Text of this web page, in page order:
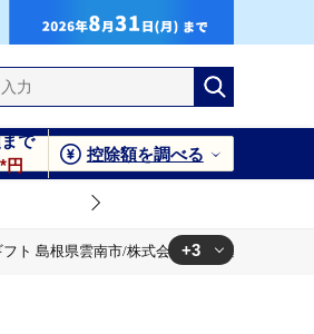
で
円
控除額を調べる
ト 島根県雲南市/株式会社大東農産加工場
+3